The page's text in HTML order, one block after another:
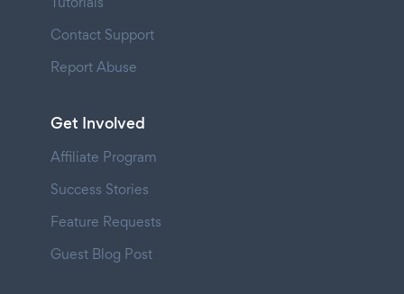
Contact Support
Report Abuse
Get Involved
Affiliate Program
Success Stories
Feature Requests
Guest Blog Post